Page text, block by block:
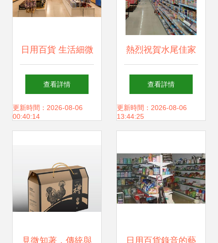
日用百貨 生活細微
處的溫暖交響
查看詳情
更新時間：2026-08-06
00:40:14
熱烈祝賀水尾佳家
樂精品超市盛大開
業 金總與老板娘攜
查看詳情
更新時間：2026-08-06
13:44:25
見微知著，傳統與 日用百貨錄音的藝